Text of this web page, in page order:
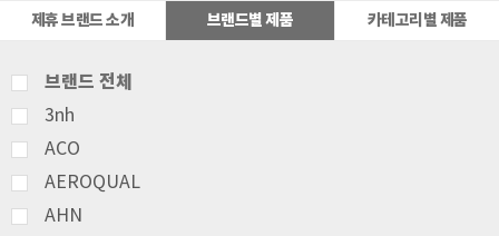
제휴 브랜드 소개 브랜드별 제품 카테고리별 제품
브랜드 전체
3nh
ACO
AEROQUAL
AHN